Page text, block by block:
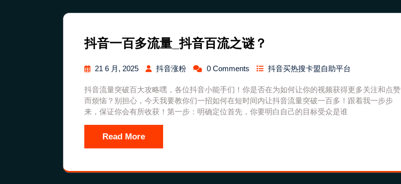
抖音一百多流量_抖音百流之谜？
21 6 月, 2025 抖音涨粉 0 Comments 抖音买热搜卡盟自助平台
抖音流量突破百大攻略嘿，各位抖音小能手们！你是否在为如何让你的视频获得更多关注和点赞
而烦恼？别担心，今天我要教你们一招如何在短时间内让抖音流量突破一百多！跟着我一步步
来，保证你会有所收获！第一步：明确定位首先，你要明白自己的目标受众是谁
Read More